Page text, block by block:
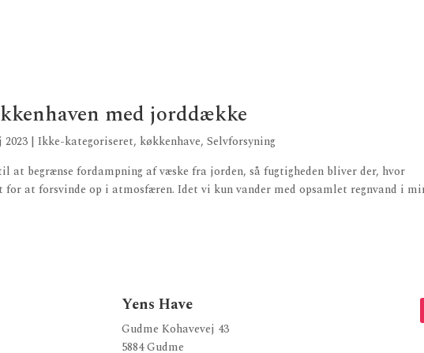
med jorddække
2023 |Ikke-kategoriseret, køkkenhave,Selvforsyning
at begrænse fordampning af væske fra jorden, så fugtigheden bliver der, hvor
for at forsvinde op i atmosfæren. Idet vi kun vander med opsamlet regnvand i
Yens Have
Gudme Kohavevej 43
5884 Gudme